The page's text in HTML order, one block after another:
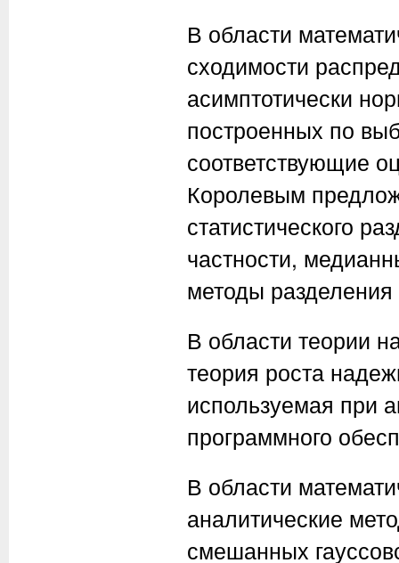
В области
сходимости
асимптотически
построенных по
соответствующие
Королевым
статистического
частности,
методы
В области теории
теория роста
используемая при
программного
В области
аналитические
смешанных